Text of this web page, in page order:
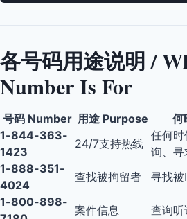
各号码用途说明 /
Number Is For
号码 Number 用途 Purpose
何
1-844-363-
1423
24/7支持热线
任何
询、
1-888-351-
4024
查找被拘留者
寻找被
1-800-898-
案件信息
查询听